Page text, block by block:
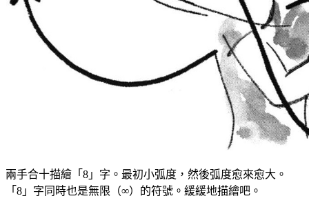
兩手合十描繪「8」字。最初小弧度，然後弧度愈來愈大。
「8」字同時也是無限（∞）的符號。緩緩地描繪吧。